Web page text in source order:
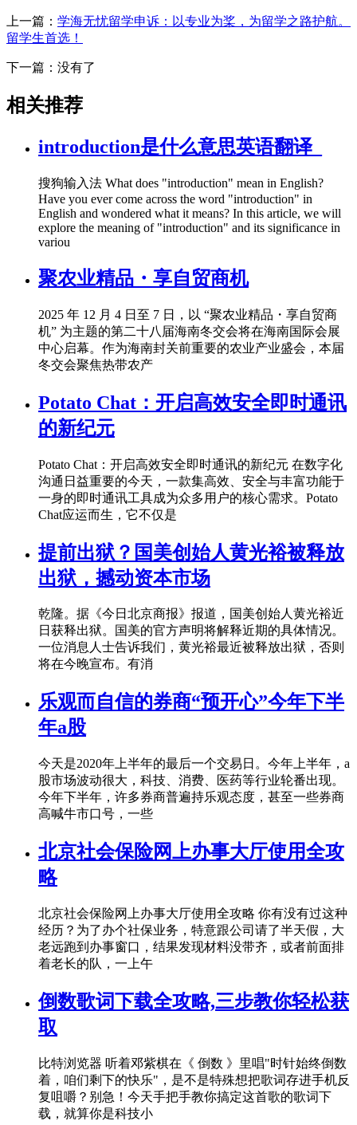
上一篇： 学海无忧留学申诉：以专业为桨，为留学之路护航。
留学生首选！
下一篇：没有了
相关推荐
introduction是什么意思英语翻译_
搜狗输入法 What does "introduction" mean in English?
Have you ever come across the word "introduction" in
English and wondered what it means? In this article, we will
explore the meaning of "introduction" and its significance in
variou
聚农业精品・享自贸商机
2025 年 12 月 4 日至 7 日，以 “聚农业精品・享自贸商
机” 为主题的第二十八届海南冬交会将在海南国际会展
中心启幕。作为海南封关前重要的农业产业盛会，本届
冬交会聚焦热带农产
Potato Chat：开启高效安全即时通讯
的新纪元
Potato Chat：开启高效安全即时通讯的新纪元 在数字化
沟通日益重要的今天，一款集高效、安全与丰富功能于
一身的即时通讯工具成为众多用户的核心需求。Potato
Chat应运而生，它不仅是
提前出狱？国美创始人黄光裕被释放
出狱，撼动资本市场
乾隆。据《今日北京商报》报道，国美创始人黄光裕近
日获释出狱。国美的官方声明将解释近期的具体情况。
一位消息人士告诉我们，黄光裕最近被释放出狱，否则
将在今晚宣布。有消
乐观而自信的券商“预开心”今年下半
年a股
今天是2020年上半年的最后一个交易日。今年上半年，a
股市场波动很大，科技、消费、医药等行业轮番出现。
今年下半年，许多券商普遍持乐观态度，甚至一些券商
高喊牛市口号，一些
北京社会保险网上办事大厅使用全攻
略
北京社会保险网上办事大厅使用全攻略 你有没有过这种
经历？为了办个社保业务，特意跟公司请了半天假，大
老远跑到办事窗口，结果发现材料没带齐，或者前面排
着老长的队，一上午
倒数歌词下载全攻略,三步教你轻松获
取
比特浏览器 听着邓紫棋在《 倒数 》里唱"时针始终倒数
着，咱们剩下的快乐"，是不是特殊想把歌词存进手机反
复咀嚼？别急！今天手把手教你搞定这首歌的歌词下
载，就算你是科技小